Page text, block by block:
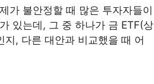
가 불안정할 때 많은 투자자들이
있는데, 그 중 하나가 금 ETF(상
, 다른 대안과 비교했을 때 어